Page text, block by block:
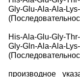
Gly-Glu-Ala-Ala-
His-Ala-Glu-Gly-
Gly-Gln-Ala-Ala-
производное